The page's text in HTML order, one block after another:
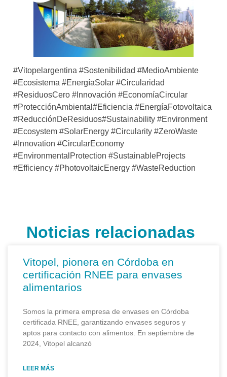
#Vitopelargentina #Sostenibilidad #MedioAmbiente
#Ecosistema #EnergíaSolar #Circularidad
#ResiduosCero #Innovación #EconomíaCircular
#ProtecciónAmbiental#Eficiencia #EnergíaFotovoltaica
#ReducciónDeResiduos#Sustainability #Environment
#Ecosystem #SolarEnergy #Circularity #ZeroWaste
#Innovation #CircularEconomy
#EnvironmentalProtection #SustainableProjects
#Efficiency #PhotovoltaicEnergy #WasteReduction
Noticias relacionadas
Vitopel, pionera en Córdoba en
certificación RNEE para envases
alimentarios
Somos la primera empresa de envases en Córdoba
certificada RNEE, garantizando envases seguros y
aptos para contacto con alimentos. En septiembre de
2024, Vitopel alcanzó
LEER MÁS